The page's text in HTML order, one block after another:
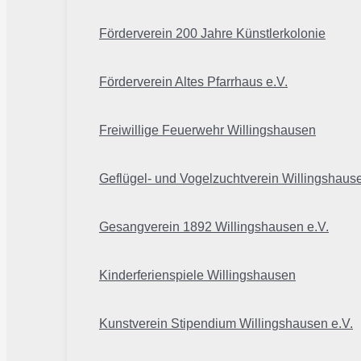
Förderverein 200 Jahre Künstlerkolonie
Förderverein Altes Pfarrhaus e.V.
Freiwillige Feuerwehr Willingshausen
Geflügel- und Vogelzuchtverein
Gesangverein 1892 Willingshausen e.V.
Kinderferienspiele Willingshausen
Kunstverein Stipendium Willingshausen e.V.